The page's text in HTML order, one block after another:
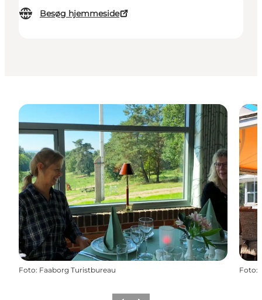
Besøg hjemmeside
Foto: Faaborg Turistbureau Foto: